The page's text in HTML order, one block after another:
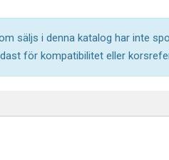
säljs i denna katalog har inte
för kompatibilitet eller